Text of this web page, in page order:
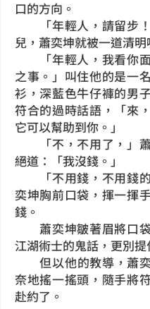
口的方向。
「年輕人，請留步！
兒，蕭奕坤就被一道清明
「年輕人，我看你面
之事。」叫住他的是一
衫，深藍色牛仔褲的男
符合的過時話語，「來
它可以幫助到你。」
「不，不用了，」蕭
絕道：「我沒錢。」
「不用錢，不用錢的
奕坤胸前口袋，揮一揮
錢。
蕭奕坤皺著眉將口袋
江湖術士的鬼話，更別提
但以他的教導，蕭
奈地搖一搖頭，隨手將
赴約了。